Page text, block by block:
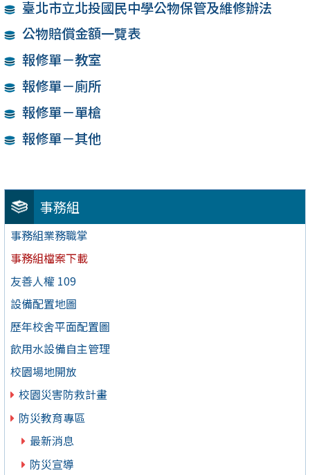
事務組
事務組業務職掌
事務組檔案下載
友善人權 109
設備配置地圖
歷年校舍平面配置圖
飲用水設備自主管理
校園場地開放
校園災害防救計畫
防災教育專區
最新消息
防災宣導
臺北市立北投國民中學公物保管及維修辦法
公物賠償金額一覽表
報修單－教室
報修單－廁所
報修單－單槍
報修單－其他